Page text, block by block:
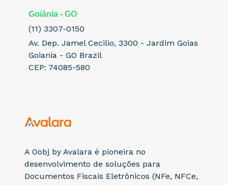
A Oobj by Avalara é pioneira no
desenvolvimento de soluções para
Documentos Fiscais Eletrônicos (NFe, NFCe,
Goiânia - GO
(11) 3307-0150
Av. Dep. Jamel Cecilio, 3300 - Jardim Goias
Goiania - GO Brazil
CEP: 74085-580